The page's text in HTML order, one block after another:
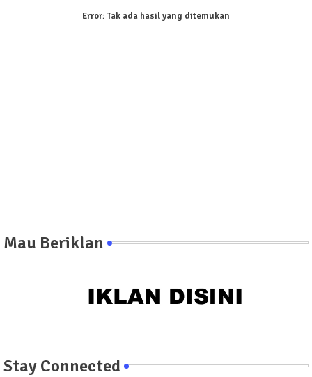
Error:Tak ada hasil yang ditemukan
Mau Beriklan
Stay Connected